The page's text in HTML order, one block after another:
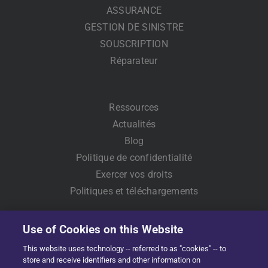
ASSURANCE
GESTION DE SINISTRE
SOUSCRIPTION
Réparateur
Ressources
Actualités
Blog
Politique de confidentialité
Exercer vos droits
Politiques et téléchargements
Use of Cookies on this Website
This website uses technology -- referred to as "cookies" -- to
store and receive identifiers and other information on